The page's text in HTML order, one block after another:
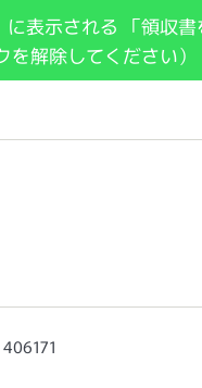
表示される 「領収
解除してください）